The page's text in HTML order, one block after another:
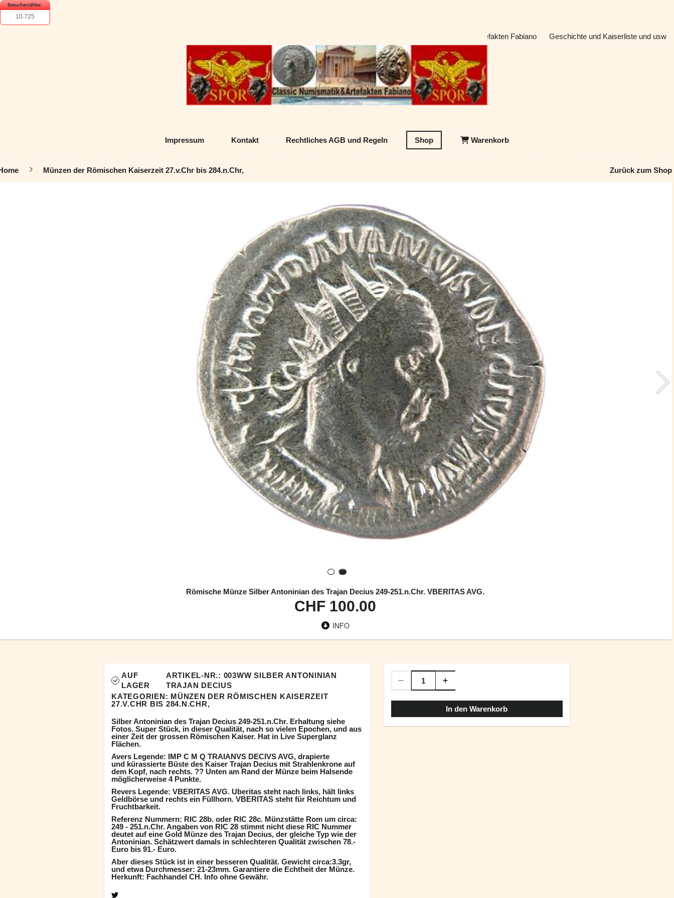
10.725
Classic Numismatik & Artefakten Fabiano Geschichte und Kaiserliste und usw
Impressum Kontakt Rechtliches AGB und Regeln Shop Warenkorb
Münzen der Römischen Kaiserzeit 27.v.Chr bis 284.n.Chr, Zurück zum Shop
Römische Münze Silber Antoninian des Trajan Decius 249-251.n.Chr. VBERITAS AVG.
CHF 100.00
INFO
AUF
LAGER
ARTIKEL-NR.: 003WW SILBER ANTONINIAN
TRAJAN DECIUS
KATEGORIEN: MÜNZEN DER RÖMISCHEN KAISERZEIT
27.V.CHR BIS 284.N.CHR,
Silber Antoninian des Trajan Decius 249-251.n.Chr. Erhaltung siehe
Fotos. Super Stück, in dieser Qualität, nach so vielen Epochen, und aus
einer Zeit der grossen Römischen Kaiser. Hat in Live Superglanz
Flächen.
Avers Legende: IMP C M Q TRAIANVS DECIVS AVG, drapierte
und kürassierte Büste des Kaiser Trajan Decius mit Strahlenkrone auf
dem Kopf, nach rechts. ?? Unten am Rand der Münze beim Halsende
möglicherweise 4 Punkte.
Revers Legende: VBERITAS AVG. Uberitas steht nach links, hält links
Geldbörse und rechts ein Füllhorn. VBERITAS steht für Reichtum und
Fruchtbarkeit.
Referenz Nummern: RIC 28b. oder RIC 28c. Münzstätte Rom um circa:
249 - 251.n.Chr. Angaben von RIC 28 stimmt nicht diese RIC Nummer
deutet auf eine Gold Münze des Trajan Decius, der gleiche Typ wie der
Antoninian. Schätzwert damals in schlechteren Qualität zwischen 78.-
Euro bis 91.- Euro.
Aber dieses Stück ist in einer besseren Qualität. Gewicht circa:3.3gr,
und etwa Durchmesser: 21-23mm. Garantiere die Echtheit der Münze.
Herkunft: Fachhandel CH. Info ohne Gewähr.
In den Warenkorb